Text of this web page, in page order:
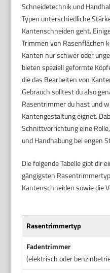
Schneidetechnik und
Typen unterschiedliche
Kantenschneiden geht.
Trimmen von Rasenflächen
Kanten nur schwer oder
bieten speziell geformte
die das Bearbeiten von
Gebrauch solltest du also
Rasentrimmer du hast und
Kantengestaltung eignet.
Schnittvorrichtung eine
und Handhabung bei engen
Die folgende Tabelle gibt dir
gängigsten
Kantenschneiden sowie die
Rasentrimmertyp
Fadentrimmer
(elektrisch oder